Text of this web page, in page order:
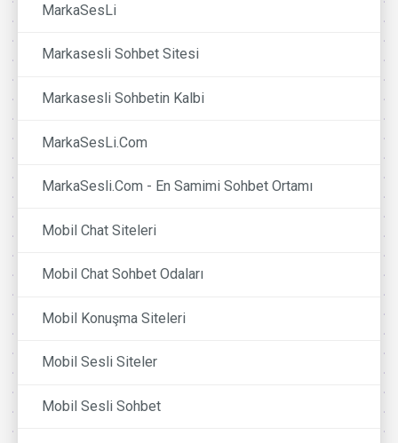
MarkaSesLi
Markasesli Sohbet Sitesi
Markasesli Sohbetin Kalbi
MarkaSesLi.Com
MarkaSesli.Com - En Samimi Sohbet Ortamı
Mobil Chat Siteleri
Mobil Chat Sohbet Odaları
Mobil Konuşma Siteleri
Mobil Sesli Siteler
Mobil Sesli Sohbet